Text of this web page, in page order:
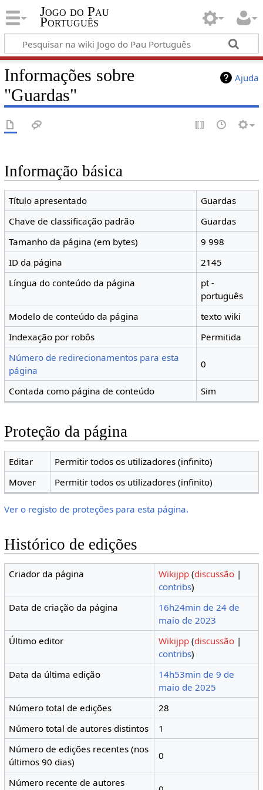
Jogo do Pau
Português
Ajuda
Informações sobre
"Guardas"
Informação básica
Título apresentado
Guardas
Chave de classificação padrão
Guardas
Tamanho da página (em bytes)
9 998
ID da página
2145
Língua do conteúdo da página
pt -
português
Modelo de conteúdo da página
texto wiki
Indexação por robôs
Permitida
Número de redirecionamentos para esta
página
0
Contada como página de conteúdo Sim
Proteção da página
Editar
Permitir todos os utilizadores (infinito)
Mover
Permitir todos os utilizadores (infinito)
Ver o registo de proteções para esta página.
Histórico de edições
Criador da página Wikijpp (discussão |
contribs)
Data de criação da página
16h24min de 24 de
maio de 2023
Último editor
Wikijpp (discussão |
contribs)
Data da última edição
14h53min de 9 de
maio de 2025
Número total de edições
28
Número total de autores distintos
1
Número de edições recentes (nos
últimos 90 dias)
0
Número recente de autores